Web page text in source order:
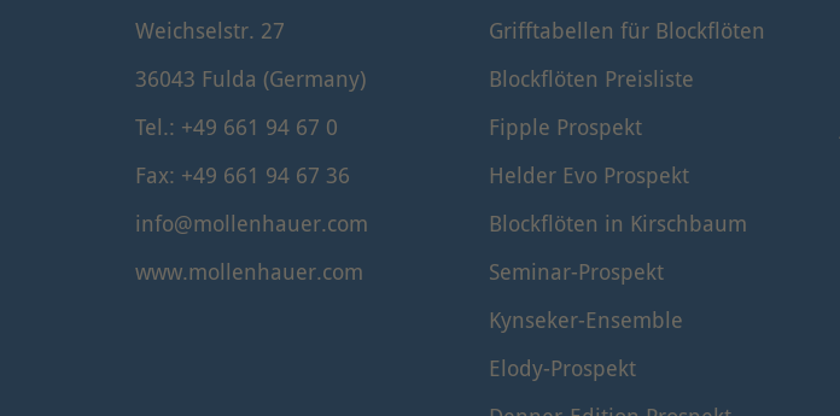
Weichselstr. 27
36043 Fulda (Germany)
Tel.: +49 661 94 67 0
Fax: +49 661 94 67 36
info@mollenhauer.com
www.mollenhauer.com
Grifftabellen für Blockflöten
Blockflöten Preisliste
Fipple Prospekt
Helder Evo Prospekt
Blockflöten in Kirschbaum
Seminar-Prospekt
Kynseker-Ensemble
Elody-Prospekt